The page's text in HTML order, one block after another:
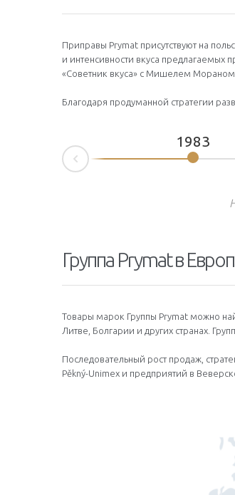
Приправы Prymat присутствуют на
и интенсивности вкуса предлагаемых
«Советник вкуса» с Мишелем
Благодаря продуманной стратегии
1983
Prev
Группа Prymat в
Товары марок Группы Prymat можно
Литве, Болгарии и других странах.
Последовательный рост продаж,
Pěkný-Unimex и предприятий в